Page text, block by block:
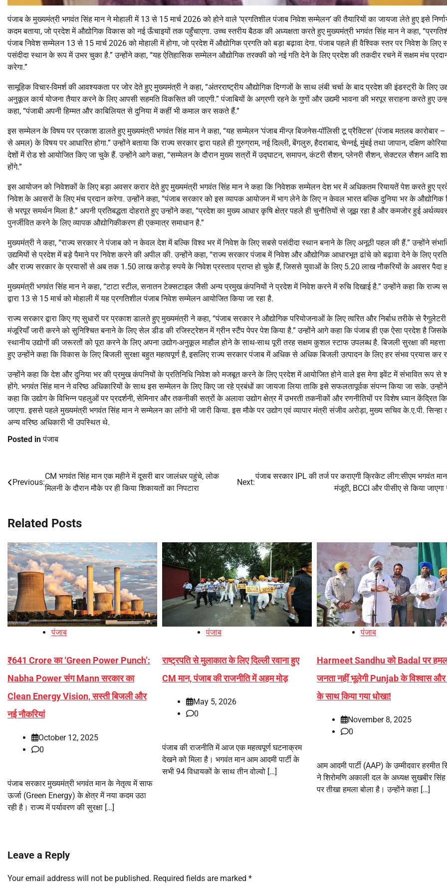
पंजाब के मुख्यमंत्री भगवंत सिंह मान ने मोहाली में 13 से 15 मार्च 2026 को होने वाले ‘प्रगतिशील पंजाब निवेश सम्मेलन’ की तैयारियों का जायजा लेते हुए इसे
कदम बताया, जो प्रदेश में औद्योगिक विकास को नई ऊँचाइयों तक पहुँचाएगा. उच्च स्तरीय बैठक की अध्यक्षता करते हुए मुख्यमंत्री भगवंत सिंह मान ने कहा,
पंजाब निवेश सम्मेलन 13 से 15 मार्च 2026 को मोहाली में होगा, जो प्रदेश में औद्योगिक प्रगति को बड़ा बढ़ावा देगा. पंजाब पहले ही वैश्विक स्तर पर निवेश के लिए
पसंदीदा स्थान के रूप में उभर चुका है.” उन्होंने कहा, “यह ऐतिहासिक सम्मेलन औद्योगिक तरक्की को नई गति देने के लिए प्रदेश की तकदीर रचने में सक्षम मंच
करेगा.”
सामूहिक विचार-विमर्श की आवश्यकता पर जोर देते हुए मुख्यमंत्री ने कहा, “अंतरराष्ट्रीय औद्योगिक दिग्गजों के साथ लंबी चर्चा के बाद प्रदेश की इंडस्ट्री के लिए
अनुकूल कार्य योजना तैयार करने के लिए आपसी सहमति विकसित की जाएगी.” पंजाबियों के अग्रणी रहने के गुणों और उद्यमी भावना की भरपूर सराहना करते हुए
कहा, “पंजाबी अपनी हिम्मत और काबिलियत से दुनिया में कहीं भी कमाल कर सकते हैं.”
इस सम्मेलन के विषय पर प्रकाश डालते हुए मुख्यमंत्री भगवंत सिंह मान ने कहा, “यह सम्मेलन ‘पंजाब मीन्ज़ बिजनेस-पॉलिसी टू प्रैक्टिस’ (पंजाब मतलब कारोबार –
से अमल) के विषय पर आधारित होगा.” उन्होंने बताया कि राज्य सरकार द्वारा पहले ही गुरुग्राम, नई दिल्ली, बेंगलुरु, हैदराबाद, चेन्नई, मुंबई तथा जापान, दक्षिण
देशों में रोड शो आयोजित किए जा चुके हैं. उन्होंने आगे कहा, “सम्मेलन के दौरान मुख्य सत्रों में उद्घाटन, समापन, कंटरी सैशन, प्लेनरी सैशन, सेक्टरल सैशन आदि
होंगे.”
इस आयोजन को निवेशकों के लिए बड़ा अवसर करार देते हुए मुख्यमंत्री भगवंत सिंह मान ने कहा कि निवेशक सम्मेलन देश भर में अधिकतम रियायतें पेश करते हुए
निवेश के अवसरों के लिए मंच प्रदान करेगा. उन्होंने कहा, “पंजाब सरकार को इस व्यापक आयोजन में भाग लेने के लिए न केवल भारत बल्कि दुनिया भर के औद्योगिक
से भरपूर समर्थन मिला है.” अपनी प्रतिबद्धता दोहराते हुए उन्होंने कहा, “प्रदेश का मुख्य आधार कृषि क्षेत्र पहले ही चुनौतियों से जूझ रहा है और कमजोर हुई
पुनर्जीवित करने के लिए व्यापक औद्योगिकीकरण ही एकमात्र समाधान है.”
मुख्यमंत्री ने कहा, “राज्य सरकार ने पंजाब को न केवल देश में बल्कि विश्व भर में निवेश के लिए सबसे पसंदीदा स्थान बनाने के लिए अनूठी पहल की हैं.” उन्होंने
उद्यमियों से प्रदेश में बड़े पैमाने पर निवेश करने की अपील की. उन्होंने कहा, “राज्य सरकार पंजाब में निवेश और औद्योगिक आधारभूत ढांचे को बढ़ावा देने के लिए
और राज्य सरकार के प्रयासों से अब तक 1.50 लाख करोड़ रुपये के निवेश प्रस्ताव प्राप्त हो चुके हैं, जिससे युवाओं के लिए 5.20 लाख नौकरियों के अवसर पैदा
मुख्यमंत्री भगवंत सिंह मान ने कहा, “टाटा स्टील, सनातन टेक्सटाइल जैसी अन्य प्रमुख कंपनियों ने प्रदेश में निवेश करने में रुचि दिखाई है.” उन्होंने कहा कि राज्य
द्वारा 13 से 15 मार्च को मोहाली में यह प्रगतिशील पंजाब निवेश सम्मेलन आयोजित किया जा रहा है.
राज्य सरकार द्वारा किए गए सुधारों पर प्रकाश डालते हुए मुख्यमंत्री ने कहा, “पंजाब सरकार ने औद्योगिक परियोजनाओं के लिए त्वरित और निर्बाध तरीके से रैगुलेटरी
मंजूरियाँ जारी करने को सुनिश्चित बनाने के लिए सेल डीड की रजिस्ट्रेशन में ग्रीन स्टैंप पेपर पेश किया है.” उन्होंने आगे कहा कि पंजाब ही एक ऐसा प्रदेश है
स्थानीय उद्योगों की जरूरतों को पूरा करने के लिए अपना उद्योग-अनुकूल माहौल होने के साथ-साथ पूरी तरह सक्षम कुशल स्टाफ उपलब्ध है. बिजली सुरक्षा की महत्ता
हुए उन्होंने कहा कि विकास के लिए बिजली सुरक्षा बहुत महत्वपूर्ण है, इसलिए राज्य सरकार पंजाब में अधिक से अधिक बिजली उत्पादन के लिए हर संभव प्रयास कर
उन्होंने कहा कि देश और दुनिया भर की प्रमुख कंपनियों के प्रतिनिधि निवेश को मजबूत करने के लिए प्रदेश में आयोजित होने वाले इस मेगा इवेंट में संभावित रूप से
होंगे. भगवंत सिंह मान ने वरिष्ठ अधिकारियों के साथ इस सम्मेलन के लिए किए जा रहे प्रबंधों का जायजा लिया ताकि इसे सफलतापूर्वक संपन्न किया जा सके.
कहा कि उद्योग के विभिन्न पहलुओं पर प्रदर्शनी, सेमिनार और तकनीकी सत्रों के अलावा उद्योग क्षेत्र में उभरती तकनीकों और रणनीतियों पर विशेष ध्यान केंद्रित
जाएगा. इससे पहले मुख्यमंत्री भगवंत सिंह मान ने सम्मेलन का लॉगो भी जारी किया. इस मौके पर उद्योग एवं व्यापार मंत्री संजीव अरोड़ा, मुख्य सचिव के.ए.पी. सिन्हा
अन्य वरिष्ठ अधिकारी भी उपस्थित थे.
Posted inपंजाब
Post
Previous:
CM भगवंत सिंह मान एक महीने में दूसरी बार जालंधर पहुंचे, लोक
मिलनी के दौरान मौके पर ही किया शिकायतों का निपटारा
Next:
पंजाब सरकार IPL की तर्ज पर कराएगी क्रिकेट लीग:सीएम भगवंत
मंजूरी, BCCI और पीसीए से किया जाएगा
Related Posts
पंजाब
₹641 Crore का ‘Green Power Punch’:
Nabha Power संग Mann सरकार का
Clean Energy Vision, सस्ती बिजली और
नई नौकरियां
October 12, 2025
0
पंजाब सरकार मुख्यमंत्री भगवंत मान के नेतृत्व में साफ
ऊर्जा (Green Energy) के क्षेत्र में नया कदम उठा
रही है। राज्य में पर्यावरण की सुरक्षा […]
पंजाब
राष्ट्रपति से मुलाकात के लिए दिल्ली रवाना हुए
CM मान, पंजाब की राजनीति में अहम मोड़
May 5, 2026
0
पंजाब की राजनीति में आज एक महत्वपूर्ण घटनाक्रम
देखने को मिला है। भगवंत मान आम आदमी पार्टी के
सभी 94 विधायकों के साथ तीन वोल्वो […]
पंजाब
Harmeet Sandhu को Badal पर
जनता नहीं भूलेगी Punjab के विश्वास और
के साथ किया गया धोखा!
November 8, 2025
0
आम आदमी पार्टी (AAP) के उम्मीदवार हरमीत
ने शिरोमणि अकाली दल के अध्यक्ष सुखबीर सिंह
पर तीखा हमला बोला है। उन्होंने कहा […]
Leave a Reply
Your email address will not be published. Required fields are marked *